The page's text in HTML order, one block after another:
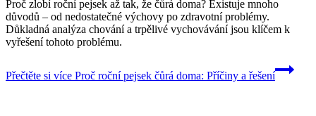
Proč zlobí roční pejsek až tak, že čůrá doma? Existuje mnoho
důvodů – od nedostatečné výchovy po zdravotní problémy.
Důkladná analýza chování a trpělivé vychovávání jsou klíčem k
vyřešení tohoto problému.
Přečtěte si více Proč roční pejsek čůrá doma: Příčiny a řešení